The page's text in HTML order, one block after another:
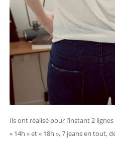
Ils ont réalisé pour l’instant 2
« 14h » et « 18h », 7 jeans en tout,